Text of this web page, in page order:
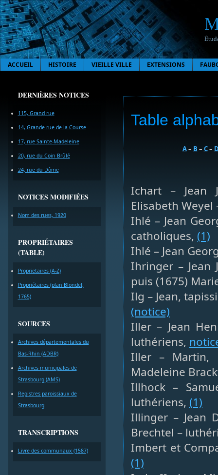
ACCUEIL HISTOIRE VIEILLE VILLE EXTENSIONS
DERNIÈRES NOTICES
115, Grand rue
14, Grande rue de la Course
17, rue Sainte-Madeleine
20, rue du Coin Brûlé
24, rue du Dôme
NOTICES MODIFIÉES
Nom des rues, 1920
PROPRIÉTAIRES
(TABLE)
Proprietaires (A-Z)
Propriétaires (plan Blondel,
1765)
SOURCES
Archives départementales du
Bas-Rhin (ADBR)
Archives municipales de
Strasbourg (AMS)
Registres paroissiaux de
Strasbourg
TRANSCRIPTIONS
Livre des communaux (1587)
Table
A– B – C–
Ichart – Jean
Elisabeth
Ihlé – Jean
catholiques, (1)
Ihlé – Jean
Ihringer – Jean
puis (1675)
Ilg – Jean,
(notice)
Iller – Jean
luthériens,
Iller – Martin,
Madeleine
Illhock –
luthériens, (1)
Illinger – Jean
Brechtel –
Imbert et
(1)